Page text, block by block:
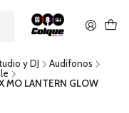
transferencia bancaria
no es
a gastos de envío.
y DJ
Audífonos
LANTERN GLOW